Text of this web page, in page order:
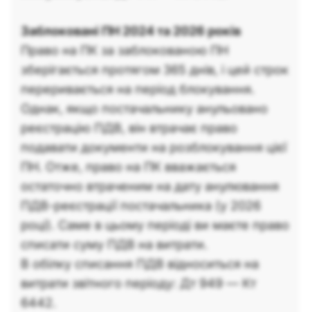
Заблоковані ПН 2024 та 2026 років
Право на ПК за заблокованою ПН
зберігається протягом 365 днів, і цей строк
переривається на період блокування.
Однак, якщо постачальнику анульовано
реєстрацію ПДВ, він втрачає право
подавати документи на розблокування цієї
ПН. Отже, право на ПК вважається
остаточно втраченим на дату анулювання
ПДВ-реєстрації постачальника (у 2026
році). Саме в цьому періоді ви маєте право
списати суму ПДВ на витрати.
В обілку списання ПДВ відноситься на
витрати звітного періоду: Дт 949 — Кт
6442.